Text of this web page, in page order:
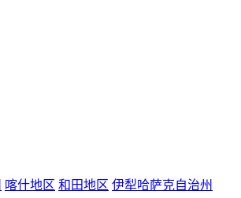
喀什地区 和田地区 伊犁哈萨克自治州